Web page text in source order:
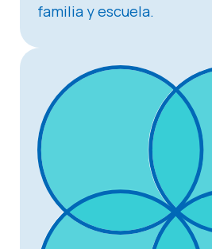
familia y escuela.